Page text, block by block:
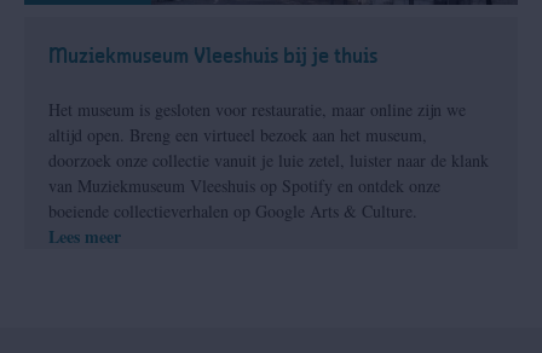
Muziekmuseum Vleeshuis bij je thuis
Het museum is gesloten voor restauratie, maar online zijn we
altijd open. Breng een virtueel bezoek aan het museum,
doorzoek onze collectie vanuit je luie zetel, luister naar de klank
van Muziekmuseum Vleeshuis op Spotify en ontdek onze
boeiende collectieverhalen op Google Arts & Culture.
Lees meer